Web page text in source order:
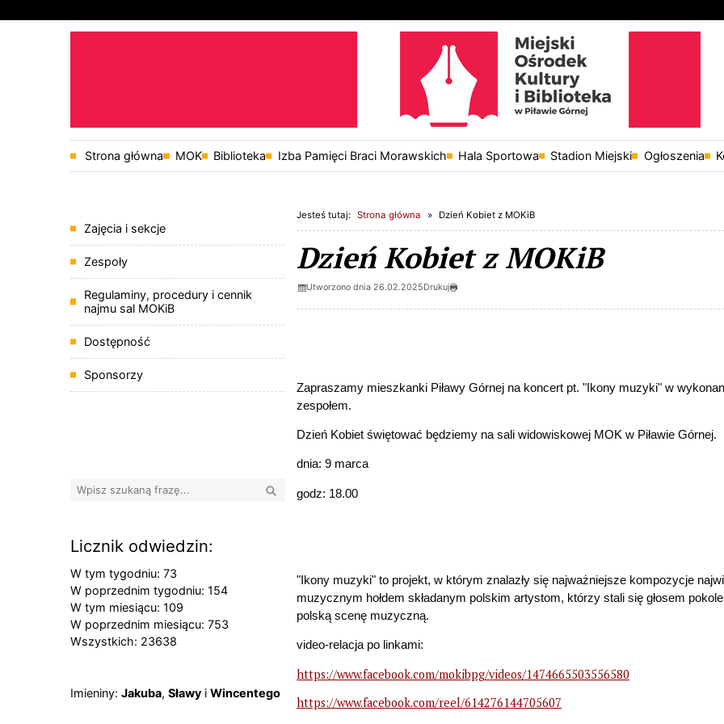
Przejdź do głównej treści Przejdź do wyszukiwarki
Strona główna MOK Biblioteka Izba Pamięci Braci Morawskich Hala Sportowa Stadion Miejski Ogłoszenia
Menu
Zajęcia i sekcje
Zespoły
Regulaminy, procedury i cennik
najmu sal MOKiB
Dostępność
Sponsorzy
Wyszukaj
Licznik odwiedzin:
W tym tygodniu: 73
W poprzednim tygodniu: 154
W tym miesiącu: 109
W poprzednim miesiącu: 753
Wszystkich: 23638
Imieniny
Imieniny: Jakuba, Sławy i Wincentego
Jesteś tutaj: Strona główna Dzień Kobiet z MOKiB
Dzień Kobiet z MOKiB
Utworzono dnia 26.02.2025Drukuj
Zapraszamy mieszkanki Piławy Górnej na koncert pt. "Ikony muzyki" w
zespołem.
Dzień Kobiet świętować będziemy na sali widowiskowej MOK w Piławie Górnej.
dnia: 9 marca
godz: 18.00
"Ikony muzyki" to projekt, w którym znalazły się najważniejsze kompozycje
muzycznym hołdem składanym polskim artystom, którzy stali się głosem
polską scenę muzyczną.
video-relacja po linkami:
https://www.facebook.com/mokibpg/videos/1474665503556580
https://www.facebook.com/reel/614276144705607